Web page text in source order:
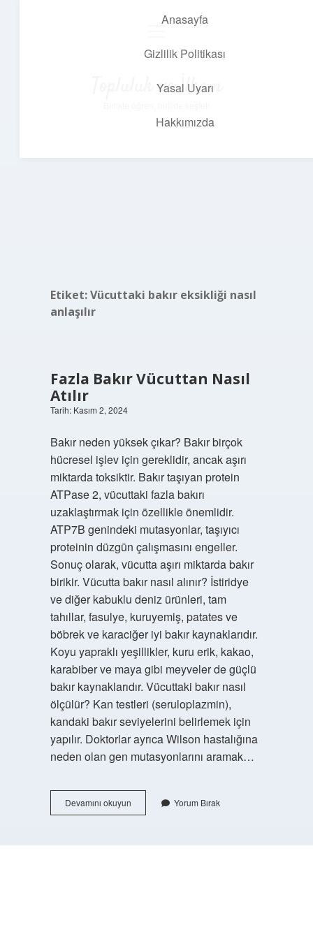
Anasayfa
Gizlilik Politikası
Yasal Uyarı
Hakkımızda
Topluluk ve İlham
Etiket:Vücuttaki bakır eksikliği nasıl
anlaşılır
Fazla Bakır Vücuttan Nasıl
Atılır
Tarih: Kasım 2, 2024
Bakır neden yüksek çıkar? Bakır birçok
hücresel işlev için gereklidir, ancak aşırı
miktarda toksiktir. Bakır taşıyan protein
ATPase 2, vücuttaki fazla bakırı
uzaklaştırmak için özellikle önemlidir.
ATP7B genindeki mutasyonlar, taşıyıcı
proteinin düzgün çalışmasını engeller.
Sonuç olarak, vücutta aşırı miktarda bakır
birikir. Vücutta bakır nasıl alınır? İstiridye
ve diğer kabuklu deniz ürünleri, tam
tahıllar, fasulye, kuruyemiş, patates ve
böbrek ve karaciğer iyi bakır kaynaklarıdır.
Koyu yapraklı yeşillikler, kuru erik, kakao,
karabiber ve maya gibi meyveler de güçlü
bakır kaynaklarıdır. Vücuttaki bakır nasıl
ölçülür? Kan testleri (seruloplazmin),
kandaki bakır seviyelerini belirlemek için
yapılır. Doktorlar ayrıca Wilson hastalığına
neden olan gen mutasyonlarını aramak…
Devamını okuyunFazla
Bakır
Yorum Bırak